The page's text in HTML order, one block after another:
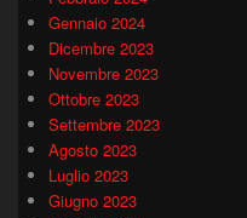
Gennaio 2024
Dicembre 2023
Novembre 2023
Ottobre 2023
Settembre 2023
Agosto 2023
Luglio 2023
Giugno 2023